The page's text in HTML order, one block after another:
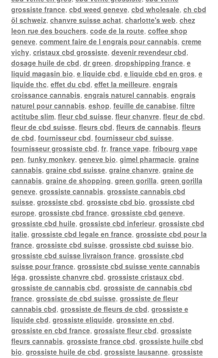
grossiste france, cbd weed geneve, cbd wholesale, ch cbd
öl schweiz, chanvre suisse achat, charlotte's web, chez
leon rue des bouchers, code de la route, coffee shop
geneve, comment faire de l engrais pour cannabis, creme
vichy, cristaux cbd grossiste, devenir revendeur cbd,
dosage huile de cbd, dr green, dropshipping france, e
liquid magasin bio, e liquide cbd, e liquide cbd en gros, e
liquide thc, effet du cbd, effet la meilleure, engrais
croissance cannabis, engrais naturel cannabis, engrais
naturel pour cannabis, eshop, feuille de canabise, filtre
actitube slim, fleur cbd suisse, fleur chanvre, fleur de cbd,
fleur de cbd suisse, fleurs cbd, fleurs de cannabis, fleurs
de cbd, fournisseur cbd, fournisseur cbd suisse,
fournisseur grossiste cbd, fr, france vape, fribourg vape
pen, funky monkey, geneve bio, gimel pharmacie, graine
cannabis, graine cbd suisse, graine chanvre, graine de
cannabis, graine de shopping, green gorilla, green gorilla
geneve, grossiste cannabis, grossiste cannabis cbd
suisse, grossiste cbd, grossiste cbd bio, grossiste cbd
europe, grossiste cbd france, grossiste cbd geneve,
grossiste cbd huile, grossiste cbd inferieur, grossiste cbd
italie, grossiste cbd legale en france, grossiste cbd pour la
france, grossiste cbd suisse, grossiste cbd suisse bio,
grossiste cbd suisse livraison france, grossiste cbd
suisse pour france, grossiste cbd suisse vente cannabis
léga, grossiste chanvre cbd, grossiste cristaux cbd,
grossiste de cannabis cbd, grossiste de cannabis cbd
france, grossiste de cbd suisse, grossiste de fleur
cannabis cbd, grossiste de fleurs de cbd, grossiste e
liquide cbd, grossiste eliquide, grossiste en cbd,
grossiste en cbd france, grossiste fleur cbd, grossiste
fleurs cannabis, grossiste france cbd, grossiste huile cbd
bio, grossiste huile de cbd, grossiste lausanne, grossiste